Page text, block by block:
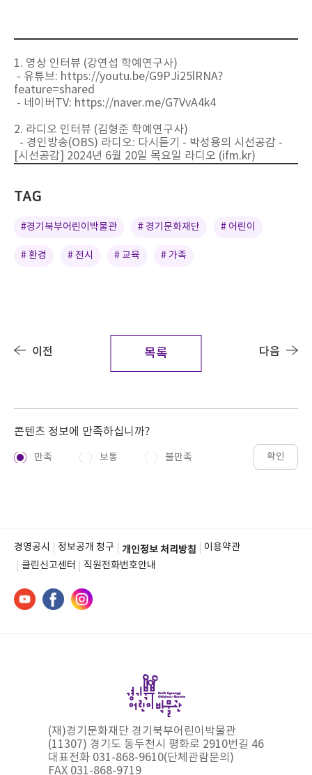
1. 영상 인터뷰 (강연섭 학예연구사)
- 유튜브: https://youtu.be/G9PJi25lRNA?
feature=shared
- 네이버TV: https://naver.me/G7VvA4k4
2. 라디오 인터뷰 (김형준 학예연구사)
- 경인방송(OBS) 라디오: 다시듣기 - 박성용의 시선공감 -
[시선공감] 2024년 6월 20일 목요일 라디오 (ifm.kr)
TAG
#경기북부어린이박물관 # 경기문화재단 # 어린이
# 환경 # 전시 # 교육 # 가족
이전 목록 다음
콘텐츠 정보에 만족하십니까?
만족 보통 불만족 확인
경영공시 정보공개 청구 개인정보 처리방침
이용약관
클린신고센터
직원전화번호안내
(재)경기문화재단 경기북부어린이박물관
(11307) 경기도 동두천시 평화로 2910번길 46
대표전화 031-868-9610(단체관람문의)
FAX 031-868-9719